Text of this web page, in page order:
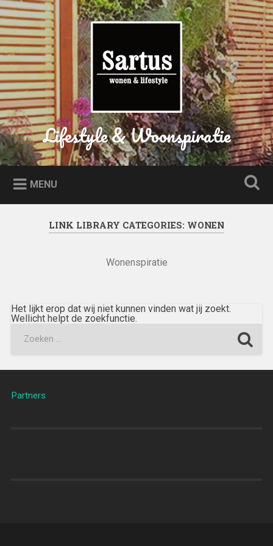
Naar
de
inhoud
springen
Zoeken
Lifestyle & Woonspiratie
MENU
LINK LIBRARY CATEGORIES: WONEN
Wonenspiratie
Het lijkt erop dat wij niet kunnen vinden wat jij zoekt.
Wellicht helpt de zoekfunctie.
Partners